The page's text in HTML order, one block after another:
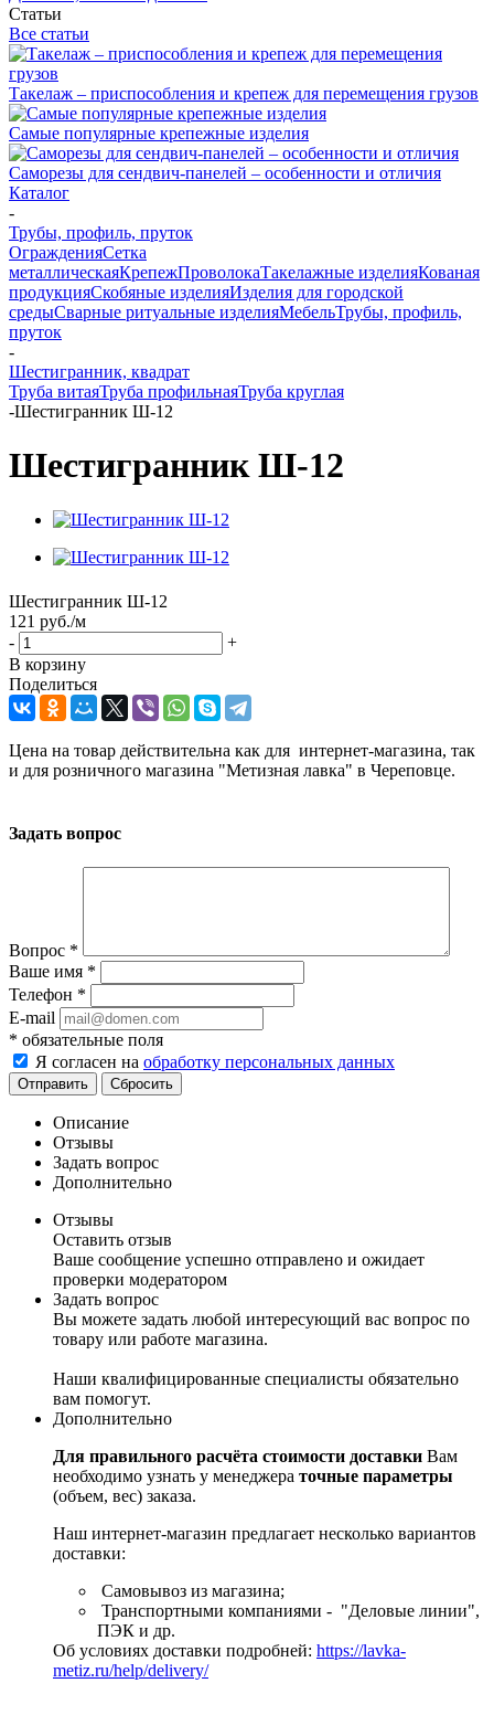
Статьи
Все статьи
Такелаж – приспособления и крепеж для перемещения грузов
Самые популярные крепежные изделия
Саморезы для сендвич-панелей – особенности и отличия
Каталог
-
Трубы, профиль, пруток
ОгражденияСетка
металлическаяКрепежПроволокаТакелажные изделияКованая
продукцияСкобяные изделияИзделия для городской
средыСварные ритуальные изделияМебельТрубы, профиль,
пруток
-
Шестигранник, квадрат
Труба витаяТруба профильнаяТруба круглая
-Шестигранник Ш-12
Шестигранник Ш-12
Шестигранник Ш-12
121 руб./м
-
+
В корзину
Поделиться
Цена на товар действительна как для интернет-магазина, так
и для розничного магазина "Метизная лавка" в Череповце.
Задать вопрос
Вопрос *
Ваше имя *
Телефон *
E-mail
* обязательные поля
Я согласен на обработку персональных данных
Сбросить
Описание
Отзывы
Задать вопрос
Дополнительно
Отзывы
Оставить отзыв
Ваше сообщение успешно отправлено и ожидает
проверки модератором
Задать вопрос
Вы можете задать любой интересующий вас вопрос по
товару или работе магазина.
Наши квалифицированные специалисты обязательно
вам помогут.
Дополнительно
Для правильного расчёта стоимости доставки Вам
необходимо узнать у менеджера точные параметры
(объем, вес) заказа.
Наш интернет-магазин предлагает несколько вариантов
доставки:
Самовывоз из магазина;
Транспортными компаниями - "Деловые линии",
ПЭК и др.
Об условиях доставки подробней: https://lavka-
metiz.ru/help/delivery/